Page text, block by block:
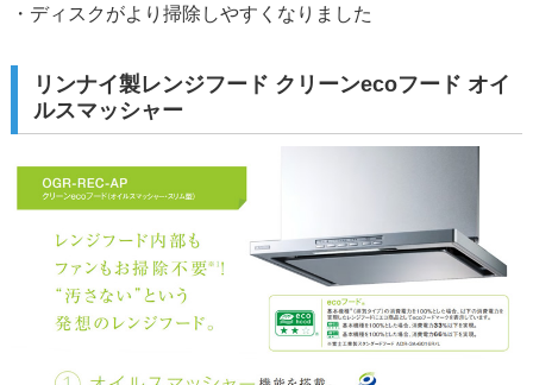
・ディスクがより掃除しやすくなりました
リンナイ製レンジフード クリーンecoフード オイ
ルスマッシャー